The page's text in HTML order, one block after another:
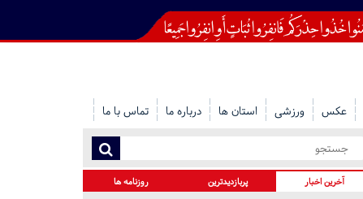
عکس ورزشی استان ها درباره ما تماس با ما
آخرین اخبار پربازدیدترین روزنامه ها